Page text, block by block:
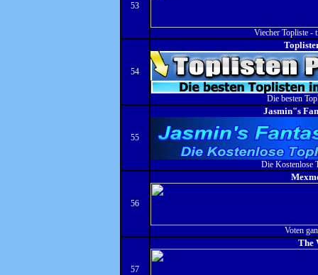
53
Viecher Topliste -
54
Die besten
55
Jasmin"s
Die Kostenlose
56
Voten
57
The